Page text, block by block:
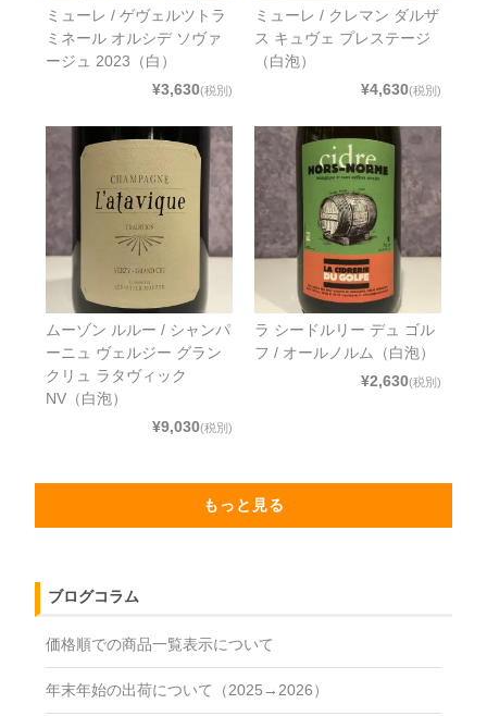
ミューレ / ゲヴェルツトラ
ミネール オルシデ ソヴァ
ージュ 2023（白）
¥3,630(税別)
ミューレ / クレマン ダルザ
ス キュヴェ プレステージ
（白泡）
¥4,630(税別)
ムーゾン ルルー / シャンパ
ーニュ ヴェルジー グラン
クリュ ラタヴィック
NV（白泡）
¥9,030(税別)
ラ シードルリー デュ ゴル
フ / オールノルム（白泡）
¥2,630(税別)
もっと見る
ブログコラム
価格順での商品一覧表示について
年末年始の出荷について（2025→2026）